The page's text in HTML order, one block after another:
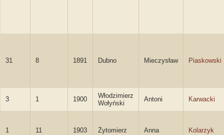
31 8 1891 Dubno Mieczysław Piaskowski
3 1 1900
Włodzimierz
Wołyński
Antoni Karwacki
1 11 1903 Żytomierz Anna Kolarzyk